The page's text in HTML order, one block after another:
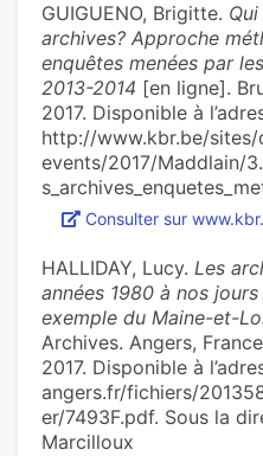
GUIGUENO, Brigitte.
archives? Approche
enquêtes menées par
2013-2014 [en ligne].
2017. Disponible à
http://www.kbr.be/
events/2017/Maddlain/
Consulter sur
HALLIDAY, Lucy. Les
années 1980 à nos
exemple du Maine-et-
Archives. Angers,
2017. Disponible à
angers.fr/fichiers/
er/7493F.pdf. Sous la
Marcilloux